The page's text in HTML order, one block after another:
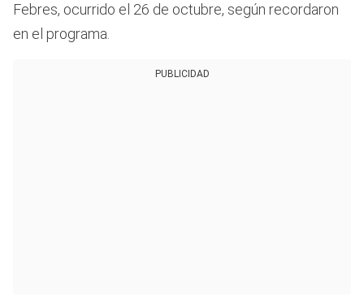
Febres, ocurrido el 26 de octubre, según recordaron
en el programa.
PUBLICIDAD